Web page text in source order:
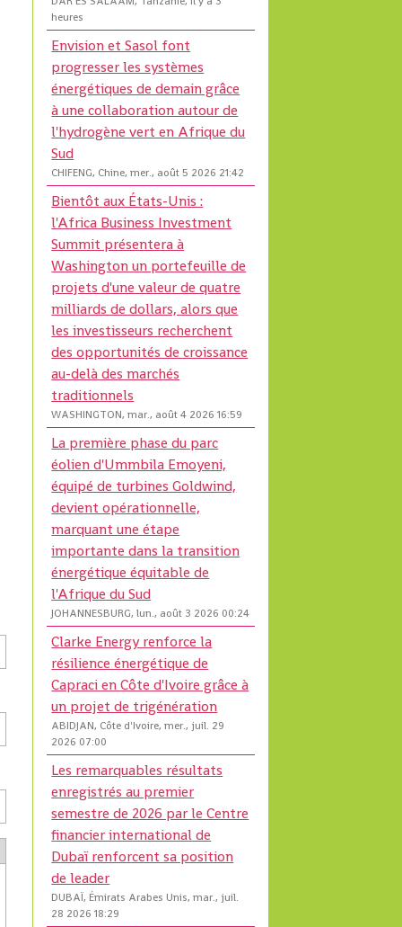
heures
Envision et Sasol font
progresser les systèmes
énergétiques de demain grâce
à une collaboration autour de
l'hydrogène vert en Afrique du
Sud
CHIFENG, Chine, mer., août 5 2026 21:42
Bientôt aux États-Unis :
l'Africa Business Investment
Summit présentera à
Washington un portefeuille de
projets d'une valeur de quatre
milliards de dollars, alors que
les investisseurs recherchent
des opportunités de croissance
au-delà des marchés
traditionnels
WASHINGTON, mar., août 4 2026 16:59
La première phase du parc
éolien d'Ummbila Emoyeni,
équipé de turbines Goldwind,
devient opérationnelle,
marquant une étape
importante dans la transition
énergétique équitable de
l'Afrique du Sud
JOHANNESBURG, lun., août 3 2026 00:24
Clarke Energy renforce la
résilience énergétique de
Capraci en Côte d'Ivoire grâce à
un projet de trigénération
ABIDJAN, Côte d'Ivoire, mer., juil. 29
2026 07:00
Les remarquables résultats
enregistrés au premier
semestre de 2026 par le Centre
financier international de
Dubaï renforcent sa position
de leader
DUBAÏ, Émirats Arabes Unis, mar., juil.
28 2026 18:29